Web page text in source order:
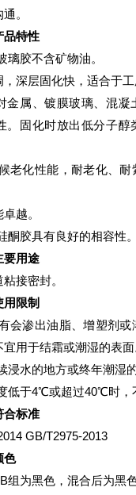
。
品特性
胶不含矿物油。
层固化快，适合于工
属、镀膜玻璃、混凝
。固化时放出低分子醇
化性能，耐老化、耐
越。
胶具有良好的相容性。
要用途
接密封。
限制
渗出油脂、增塑剂或
用于结霜或潮湿的表面
水的地方或终年潮湿的
于4℃或超过40℃时，
合标准
GB/T2975-2013
色
为黑色，混合后为黑色